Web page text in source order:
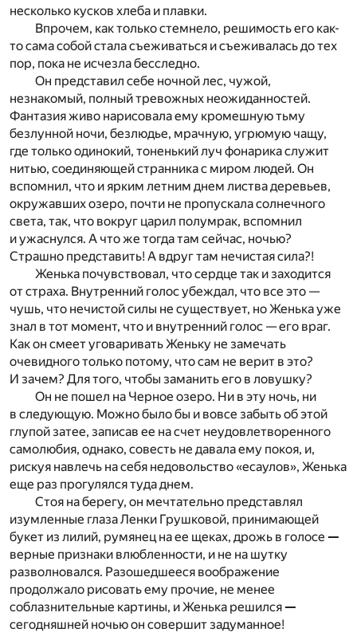
несколько кусков хлеба и плавки.
Впрочем, как только стемнело, решимость его как-
то сама собой стала съеживаться и съеживалась до тех
пор, пока не исчезла бесследно.
Он представил себе ночной лес, чужой,
незнакомый, полный тревожных неожиданностей.
Фантазия живо нарисовала ему кромешную тьму
безлунной ночи, безлюдье, мрачную, угрюмую чащу,
где только одинокий, тоненький луч фонарика служит
нитью, соединяющей странника с миром людей. Он
вспомнил, что и ярким летним днем листва деревьев,
окружавших озеро, почти не пропускала солнечного
света, так, что вокруг царил полумрак, вспомнил
и ужаснулся. А что же тогда там сейчас, ночью?
Страшно представить! А вдруг там нечистая сила?!
Женька почувствовал, что сердце так и заходится
от страха. Внутренний голос убеждал, что все это —
чушь, что нечистой силы не существует, но Женька уже
знал в тот момент, что и внутренний голос — его враг.
Как он смеет уговаривать Женьку не замечать
очевидного только потому, что сам не верит в это?
И зачем? Для того, чтобы заманить его в ловушку?
Он не пошел на Черное озеро. Ни в эту ночь, ни
в следующую. Можно было бы и вовсе забыть об этой
глупой затее, записав ее на счет неудовлетворенного
самолюбия, однако, совесть не давала ему покоя, и,
рискуя навлечь на себя недовольство «есаулов», Женька
еще раз прогулялся туда днем.
Стоя на берегу, он мечтательно представлял
изумленные глаза Ленки Грушковой, принимающей
букет из лилий, румянец на ее щеках, дрожь в голосе —
верные признаки влюбленности, и не на шутку
разволновался. Разошедшееся воображение
продолжало рисовать ему прочие, не менее
соблазнительные картины, и Женька решился—
сегодняшней ночью он совершит задуманное!